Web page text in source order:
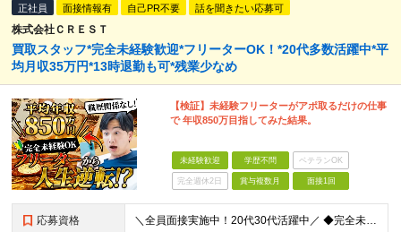
正社員 面接情報有 自己PR不要 話を聞きたい応募可
株式会社ＣＲＥＳＴ
買取スタッフ*完全未経験歓迎*フリーターOK！*20代多数活躍中*平
均月収35万円*13時退勤も可*残業少なめ
【検証】未経験フリーターがアポ取るだけの仕事
で 年収850万目指してみた結果。
未経験歓迎 学歴不問 ベテランOK
完全週休2日 賞与複数月 面接1回
応募資格 ＼全員面接実施中！20代30代活躍中／ ◆完全未経験歓迎 ◆学歴不問 経歴や学歴は一切不問！「やってみたい！」という意欲をお持ちの方を歓迎しています！ ＜こんな方をお待ちしております！＞ ◎「とに